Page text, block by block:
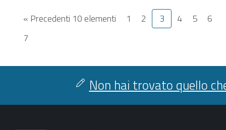
« Precedenti 10 elementi 1 2 3 4 5
6
7
Non hai trovato quello